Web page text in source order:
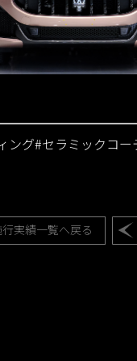
ング#セラミックコー
行実績一覧へ戻る